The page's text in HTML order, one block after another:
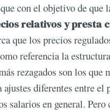
con el objetivo de que
relativos y presta
que los precios
referencia la
rezagados son los que
diferentes entre el
salarios en general.